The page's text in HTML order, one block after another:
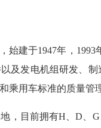
始建于1947年，
及发电机组研发、
乘用车标准的质量管
，目前拥有H、D、